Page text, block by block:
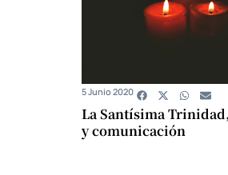
La Santísima
y comunicación
5 Junio 2020